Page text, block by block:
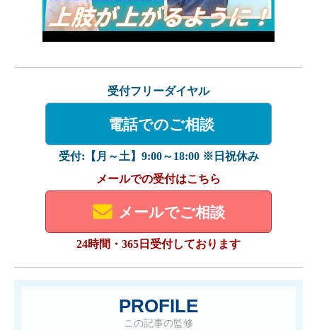
受付フリーダイヤル
電話でのご相談
受付:【月～土】9:00～18:00 ※日祝休み
メールでの受付はこちら
メールでご相談
24時間・365日受付しております
PROFILE
この記事の監修